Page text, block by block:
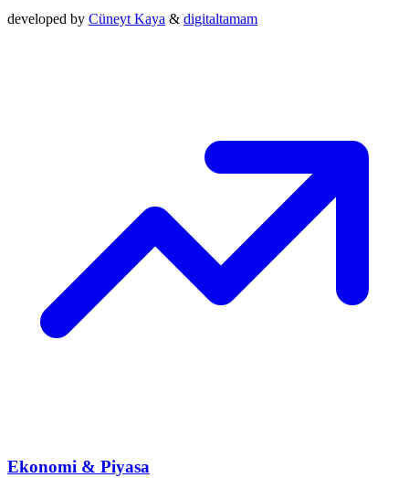
developed by Cüneyt Kaya & digitaltamam
Ekonomi & Piyasa